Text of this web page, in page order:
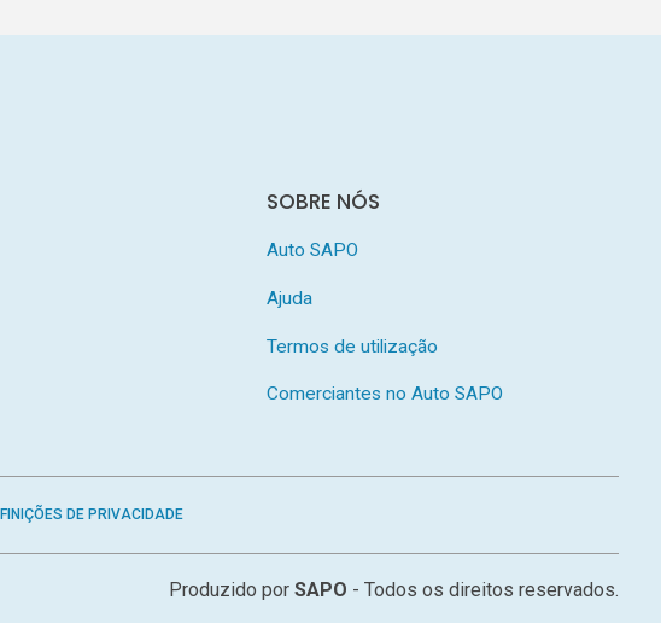
SOBRE NÓS
Auto SAPO
Ajuda
Termos de utilização
Comerciantes no Auto SAPO
DE PRIVACIDADE
Produzido porSAPO - Todos os direitos reservados.